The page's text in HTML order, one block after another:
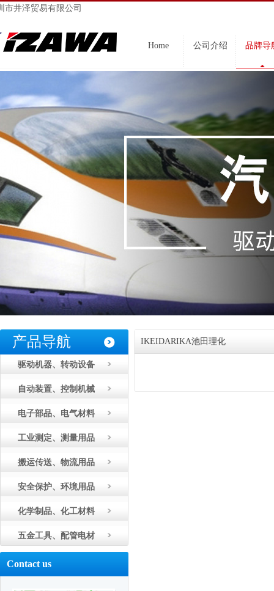
市井泽贸易有限公司
Home 公司介绍 品牌导
产品导航
驱动机器、转动设备
自动装置、控制机械
电子部品、电气材料
工业测定、测量用品
搬运传送、物流用品
安全保护、环境用品
化学制品、化工材料
五金工具、配管电材
Contact us
IKEIDARIKA池田理化